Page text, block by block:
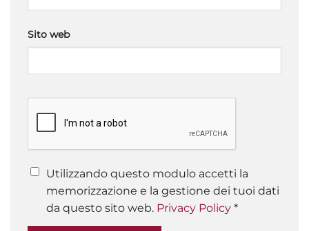
Sito web
Utilizzando questo modulo accetti la
memorizzazione e la gestione dei tuoi dati
da questo sito web. Privacy Policy *